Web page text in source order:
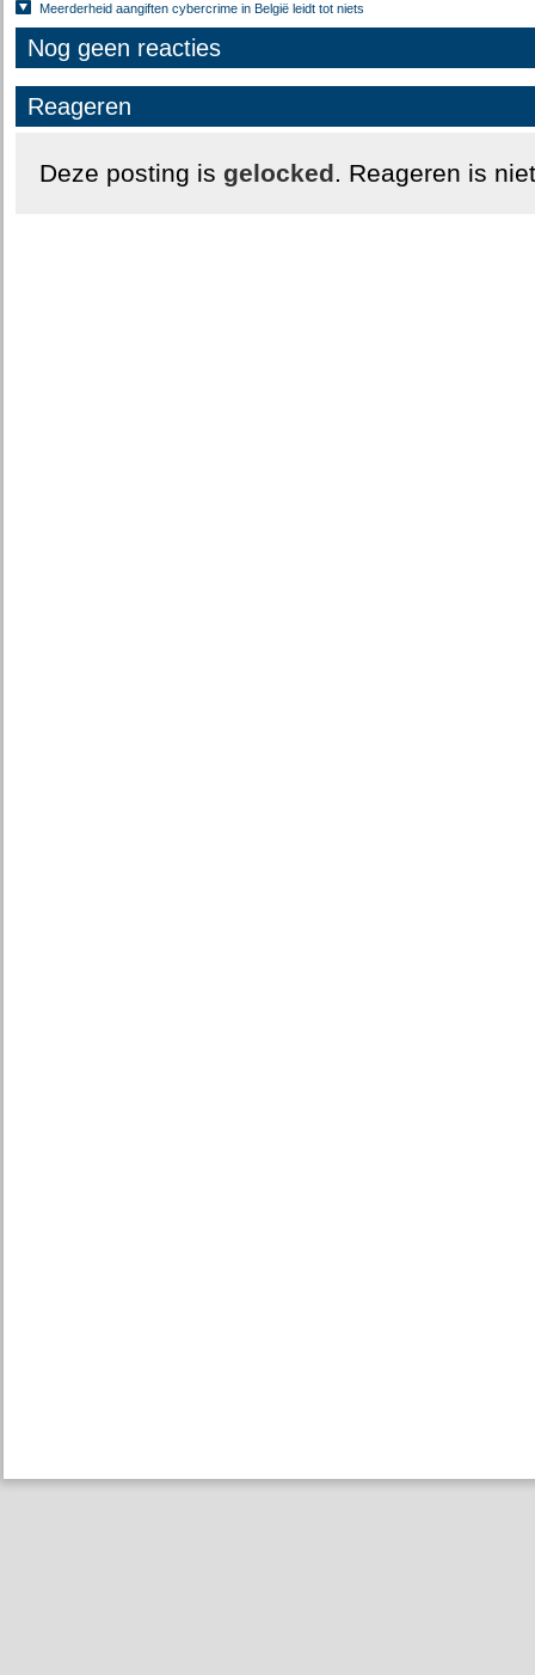
Meerderheid aangiften cybercrime in België leidt tot niets
Nog geen reacties
Reageren
Deze posting is gelocked. Reageren is